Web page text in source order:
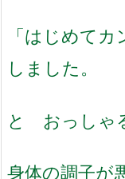
「はじめて
しました。
と おっしゃ
身体の調子